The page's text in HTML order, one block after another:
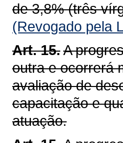
de 3,8% (três
(Revogado pela
Art. 15.A
outra e ocorrerá
avaliação de
capacitação e
atuação.